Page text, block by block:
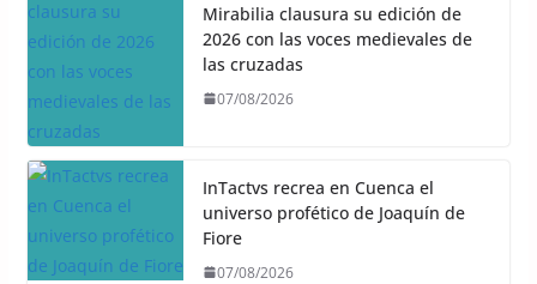
Mirabilia clausura su edición de
2026 con las voces medievales de
las cruzadas
07/08/2026
InTactvs recrea en Cuenca el
universo profético de Joaquín de
Fiore
07/08/2026